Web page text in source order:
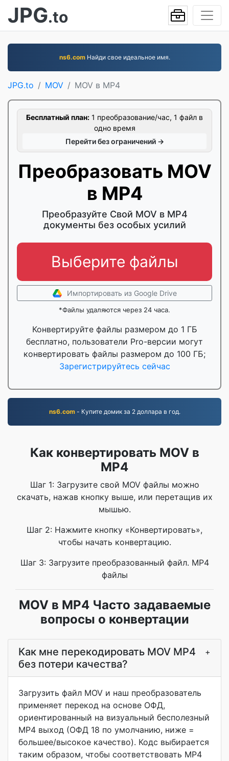
JPG.to
ns6.comНайди свое идеальное имя.
JPG.to MOV MOV в MP4
Бесплатный план: 1 преобразование/час, 1 файл в
одно время
Перейти без ограничений →
Преобразовать MOV
в MP4
Преобразуйте Свой MOV в MP4
документы без особых усилий
Выберите файлы
Импортировать из Google Drive
*Файлы удаляются через 24 часа.
Конвертируйте файлы размером до 1 ГБ
бесплатно, пользователи Pro-версии могут
конвертировать файлы размером до 100 ГБ;
Зарегистрируйтесь сейчас
ns6.com- Купите домик за 2 доллара в год.
Как конвертировать MOV в
MP4
Шаг 1: Загрузите свой MOV файлы можно
скачать, нажав кнопку выше, или перетащив их
мышью.
Шаг 2: Нажмите кнопку «Конвертировать»,
чтобы начать конвертацию.
Шаг 3: Загрузите преобразованный файл. MP4
файлы
MOV в MP4 Часто задаваемые
вопросы о конвертации
Как мне перекодировать MOV MP4
без потери качества?
+
Загрузить файл MOV и наш преобразователь
применяет перекод на основе ОФД,
ориентированный на визуальный бесполезный
MP4 выход (ОФД 18 по умолчанию, ниже =
большее/высокое качество). Кодс выбирается
таким образом, чтобы соответствовать MP4